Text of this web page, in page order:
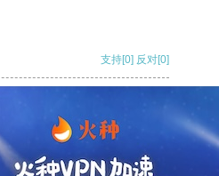
支持[0] 反对[0]